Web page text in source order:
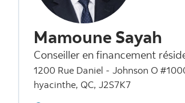
Mamoune Sayah
Conseiller en financement
1200 Rue Daniel - Johnson O
hyacinthe, QC, J2S7K7